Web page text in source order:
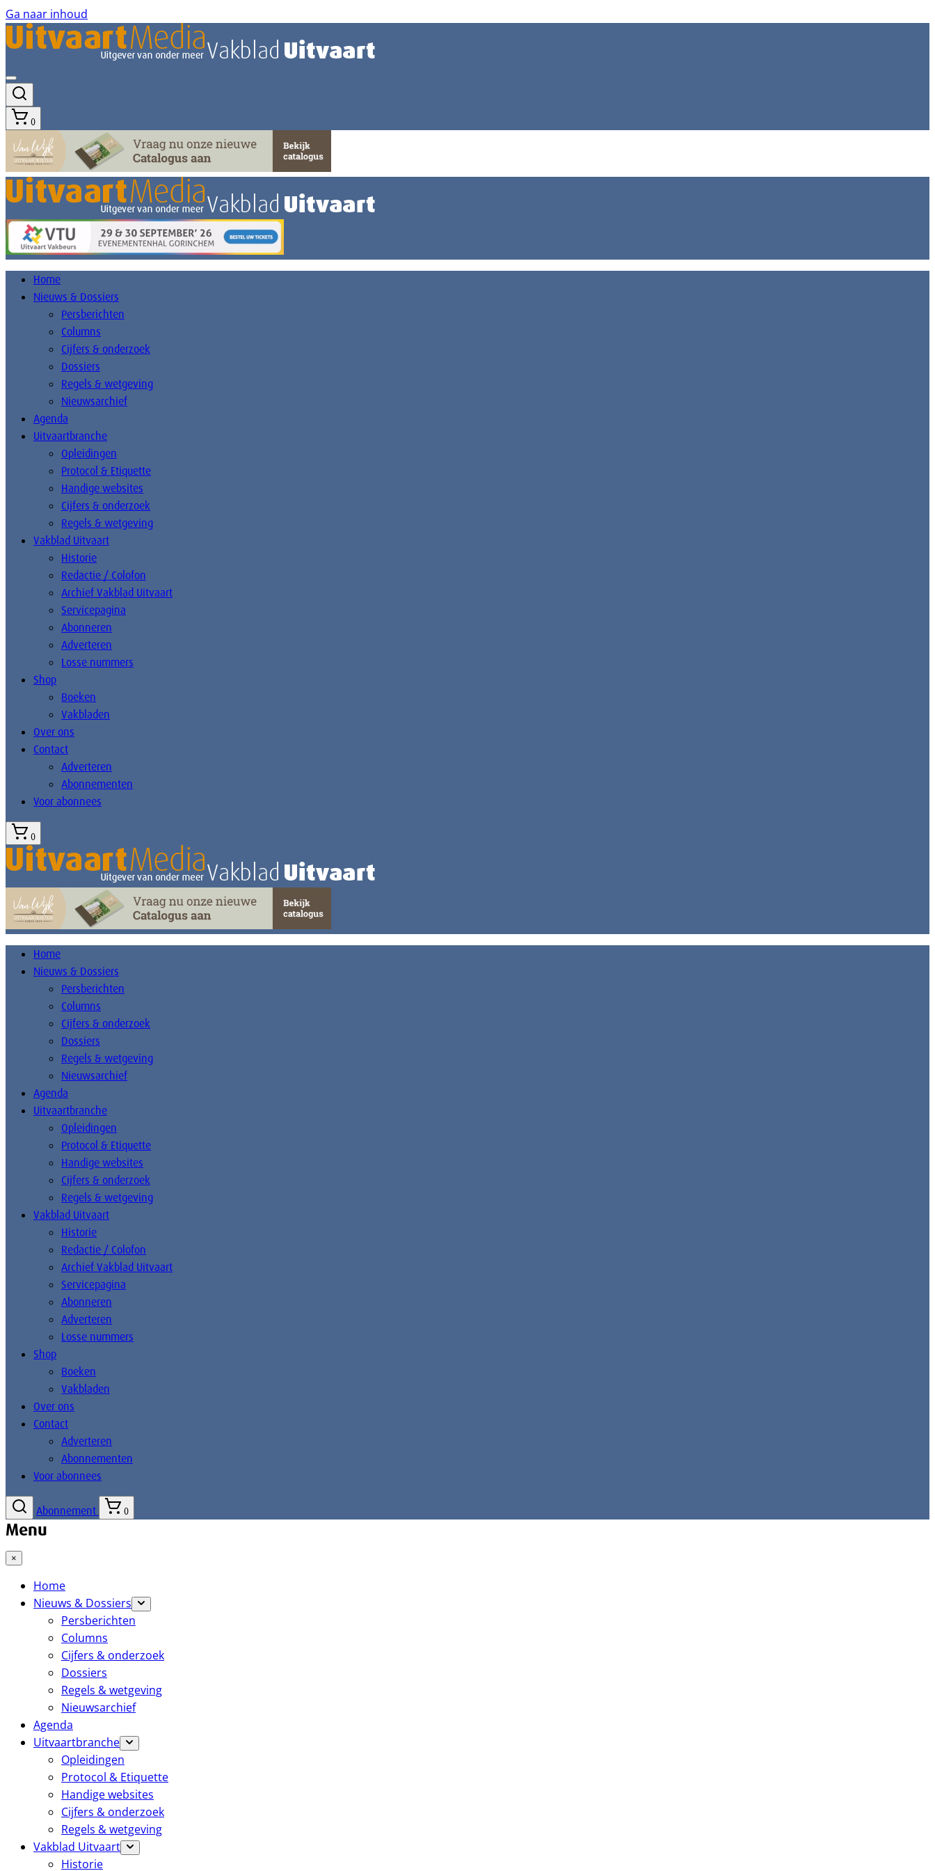
Ga naar inhoud
0
Home
Nieuws & Dossiers
Persberichten
Columns
Cijfers & onderzoek
Dossiers
Regels & wetgeving
Nieuwsarchief
Agenda
Uitvaartbranche
Opleidingen
Protocol & Etiquette
Handige websites
Cijfers & onderzoek
Regels & wetgeving
Vakblad Uitvaart
Historie
Redactie / Colofon
Archief Vakblad Uitvaart
Servicepagina
Abonneren
Adverteren
Losse nummers
Shop
Boeken
Vakbladen
Over ons
Contact
Adverteren
Abonnementen
Voor abonnees
0
Home
Nieuws & Dossiers
Persberichten
Columns
Cijfers & onderzoek
Dossiers
Regels & wetgeving
Nieuwsarchief
Agenda
Uitvaartbranche
Opleidingen
Protocol & Etiquette
Handige websites
Cijfers & onderzoek
Regels & wetgeving
Vakblad Uitvaart
Historie
Redactie / Colofon
Archief Vakblad Uitvaart
Servicepagina
Abonneren
Adverteren
Losse nummers
Shop
Boeken
Vakbladen
Over ons
Contact
Adverteren
Abonnementen
Voor abonnees
Abonnement 0
Menu
×
Home
Nieuws & Dossiers
Persberichten
Columns
Cijfers & onderzoek
Dossiers
Regels & wetgeving
Nieuwsarchief
Agenda
Uitvaartbranche
Opleidingen
Protocol & Etiquette
Handige websites
Cijfers & onderzoek
Regels & wetgeving
Vakblad Uitvaart
Historie